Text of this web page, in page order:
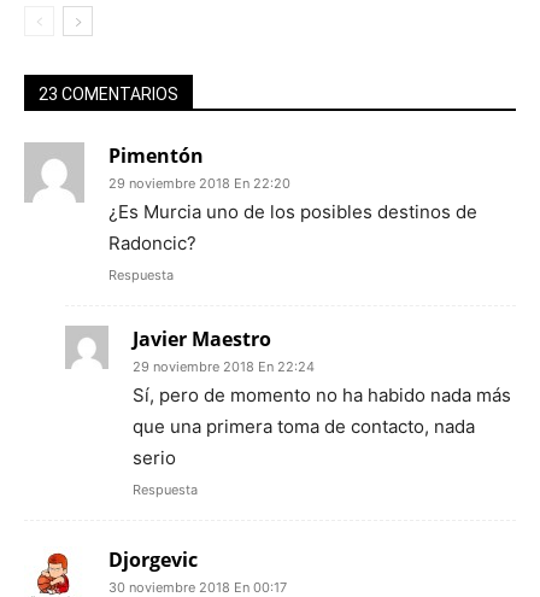
23 COMENTARIOS
Pimentón
29 noviembre 2018 En 22:20
¿Es Murcia uno de los posibles destinos de
Radoncic?
Respuesta
Javier Maestro
29 noviembre 2018 En 22:24
Sí, pero de momento no ha habido nada más
que una primera toma de contacto, nada
serio
Respuesta
Djorgevic
30 noviembre 2018 En 00:17